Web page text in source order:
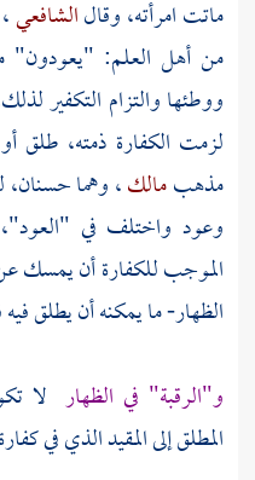
ماتت امرأته، وقالالشافعي،
من أهل العلم: "يعودون"
ووطئها والتزام التكفير
لزمت الكفارة ذمته، طلق
مذهبمالك، وهما
وعود واختلف في
الموجب للكفارة أن يمسك
الظهار- ما يمكنه أن يطلق
و"الرقبة" في الظهار لا
المطلق إلى المقيد الذي في